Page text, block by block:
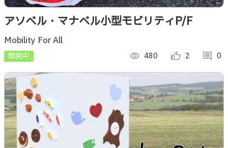
アソベル・マナベル小型モビリティP/F
Mobility For All
開発中 visibility 480 thumb_up_alt 2 comment 0